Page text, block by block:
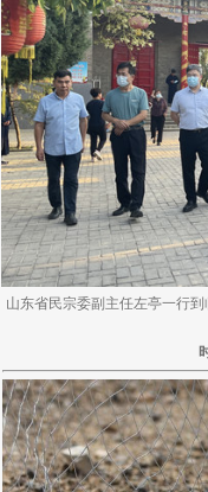
山东省民宗委副主任左亭一行